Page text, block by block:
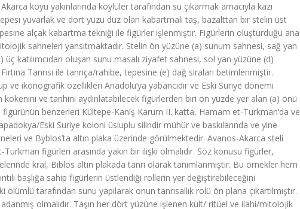
köyü yakınlarında köylüler tarafından su çıkarmak amacıyla kazı
yuvarlak ve dört yüzü düz olan kabartmalı taş, bazalttan bir stelin üst
alçak kabartma tekniği ile figürler işlenmiştir. Figürlerin oluşturduğu ana
sahneleri yansıtmaktadır. Stelin ön yüzüne (a) sunum sahnesi, sağ yan
katılımcıdan oluşan sunu masalı ziyafet sahnesi, sol yan yüzüne (d)
Tanrısı ile tanrıça/rahibe, tepesine (e) dağ sıraları betimlenmiştir.
ikonografik özellikleri Anadolu’ya yabancıdır ve Eski Suriye dönemi
kökenini ve tarihini aydınlatabilecek figürlerden biri ön yüzde yer alan (a) önü
figürünün benzerleri Kültepe-Kaniş Karum II. katta, Hamam et-Turkman’da ve
Eski Suriye koloni üsluplu silindir mühür ve baskılarında ve yine
ve Byblos’ta altın plaka üzerinde görülmektedir. Avanos-Akarca steli
figürleri arasında yakın bir ilişki olmalıdır. Söz konusu figürler,
kral, Biblos altın plakada tanrı olarak tanımlanmıştır. Bu örnekler hem
başlığa sahip figürlerin üstlendiği rollerin yer değiştirebileceğini
tarafından sunu yapılarak onun tanrısallık rolü ön plana çıkartılmıştır.
olmalıdır. Taşın her dört yüzüne işlenen kült/ ritüel ve ilahi/mitolojik